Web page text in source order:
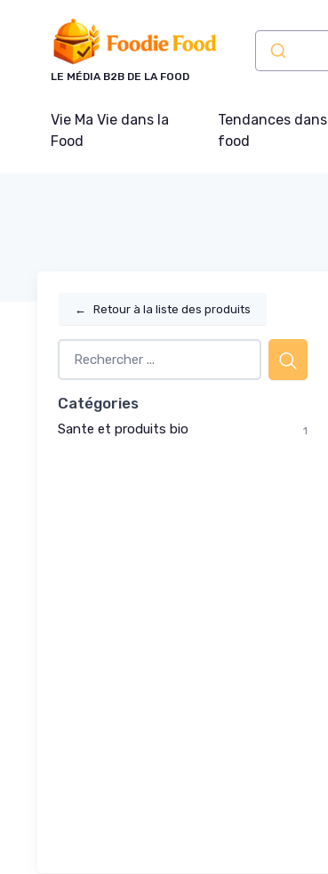
LE MÉDIA B2B DE LA FOOD
Vie Ma Vie dans la
Food
Tendances
food
← Retour à la liste des produits
Catégories
Sante et produits bio 1